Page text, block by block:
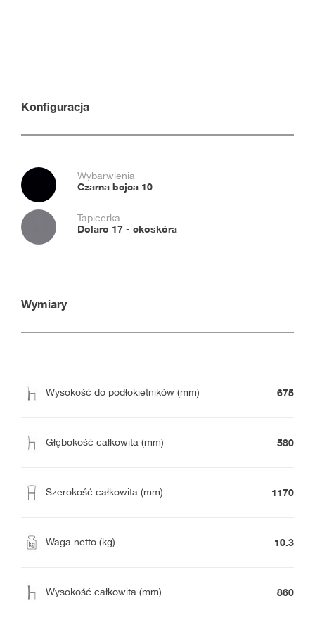
Konfiguracja
Wybarwienia
Czarna bejca 10
Tapicerka
Dolaro 17 - ekoskóra
Wymiary
Wysokość do podłokietników (mm) 675
Głębokość całkowita (mm) 580
Szerokość całkowita (mm) 1170
Waga netto (kg) 10.3
Wysokość całkowita (mm) 860